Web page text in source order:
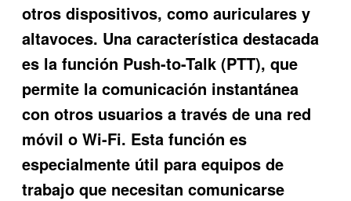
otros dispositivos, como auriculares y
altavoces. Una característica destacada
es la función Push-to-Talk (PTT), que
permite la comunicación instantánea
con otros usuarios a través de una red
móvil o Wi-Fi. Esta función es
especialmente útil para equipos de
trabajo que necesitan comunicarse